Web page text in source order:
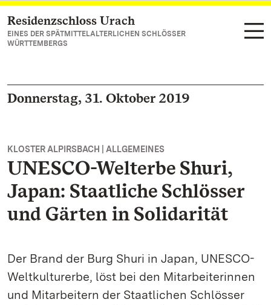
Zum Hauptinhalt springen
Residenzschloss Urach
EINES DER SPÄTMITTELALTERLICHEN SCHLÖSSER
WÜRTTEMBERGS
Donnerstag, 31. Oktober 2019
KLOSTER ALPIRSBACH | ALLGEMEINES
UNESCO-Welterbe Shuri,
Japan: Staatliche Schlösser
und Gärten in Solidarität
Der Brand der Burg Shuri in Japan, UNESCO-
Weltkulturerbe, löst bei den Mitarbeiterinnen
und Mitarbeitern der Staatlichen Schlösser